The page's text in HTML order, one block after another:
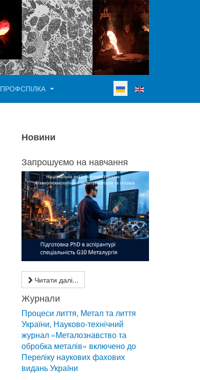
Виберіть свою мову
ПРОФСПІЛКА
Новини
Запрошуємо на навчання
Читати далі...
Журнали
Процеси лиття, Метал та лиття
України, Науково-технічний
журнал «Металознавство та
обробка металів» включено до
Переліку наукових фахових
видань України